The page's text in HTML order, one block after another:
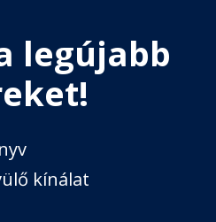
legújabb
kínálat